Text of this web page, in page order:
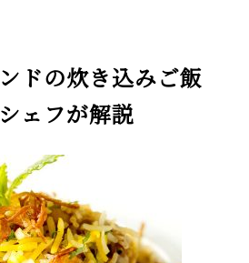
ドの炊き込みご飯
ェフが解説